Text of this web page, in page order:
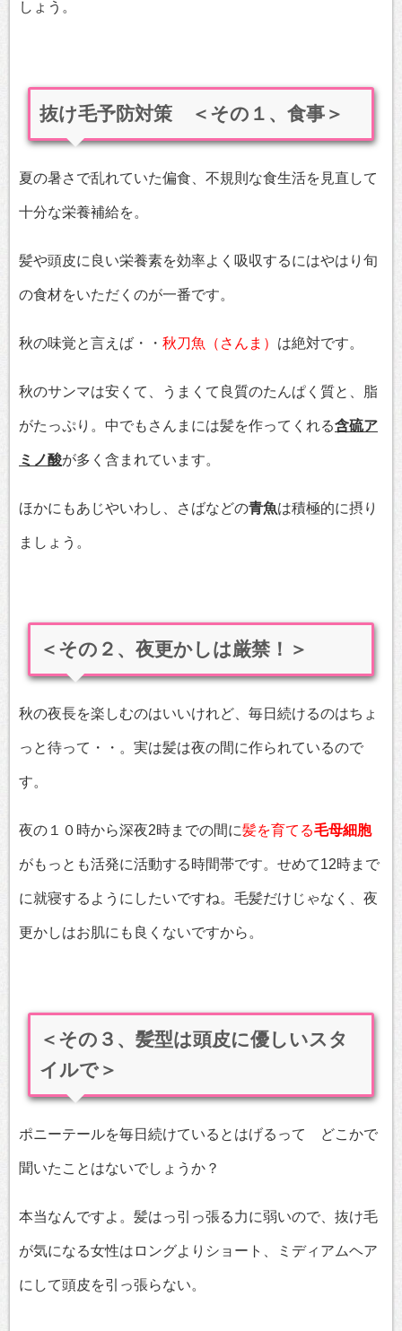
しょう。
抜け毛予防対策 ＜その１、食事＞
夏の暑さで乱れていた偏食、不規則な食生活を見直して
十分な栄養補給を。
髪や頭皮に良い栄養素を効率よく吸収するにはやはり旬
の食材をいただくのが一番です。
秋の味覚と言えば・・ 秋刀魚（さんま） は絶対です。
秋のサンマは安くて、うまくて良質のたんぱく質と、脂
がたっぷり。中でもさんまには髪を作ってくれる含硫ア
ミノ酸が多く含まれています。
ほかにもあじやいわし、さばなどの青魚は積極的に摂り
ましょう。
＜その２、夜更かしは厳禁！＞
秋の夜長を楽しむのはいいけれど、毎日続けるのはちょ
っと待って・・。実は髪は夜の間に作られているので
す。
夜の１０時から深夜2時までの間に髪を育てる毛母細胞
がもっとも活発に活動する時間帯です。せめて12時まで
に就寝するようにしたいですね。毛髪だけじゃなく、夜
更かしはお肌にも良くないですから。
＜その３、髪型は頭皮に優しいスタ
イルで＞
ポニーテールを毎日続けているとはげるって どこかで
聞いたことはないでしょうか？
本当なんですよ。髪はっ引っ張る力に弱いので、抜け毛
が気になる女性はロングよりショート、ミディアムヘア
にして頭皮を引っ張らない。